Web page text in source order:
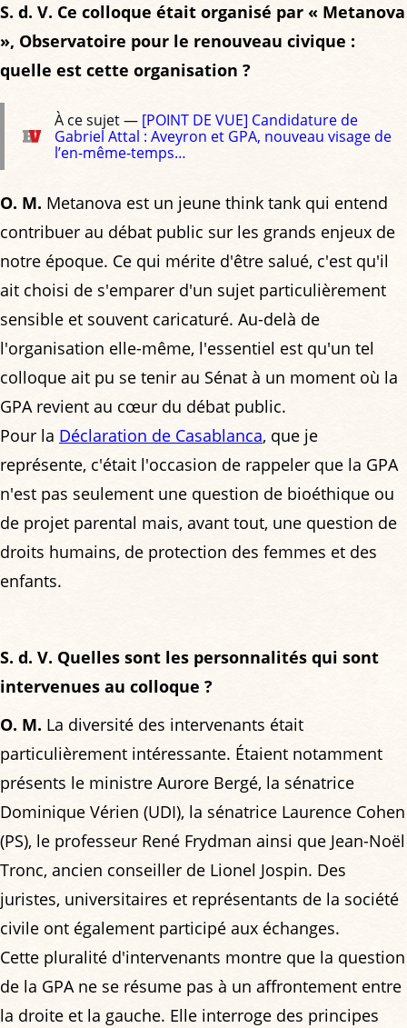
S. d. V. Ce colloque était organisé par « Metanova
», Observatoire pour le renouveau civique :
quelle est cette organisation ?
À ce sujet — [POINT DE VUE] Candidature de
Gabriel Attal : Aveyron et GPA, nouveau visage de
l’en-même-temps…
O. M. Metanova est un jeune think tank qui entend
contribuer au débat public sur les grands enjeux de
notre époque. Ce qui mérite d'être salué, c'est qu'il
ait choisi de s'emparer d'un sujet particulièrement
sensible et souvent caricaturé. Au-delà de
l'organisation elle-même, l'essentiel est qu'un tel
colloque ait pu se tenir au Sénat à un moment où la
GPA revient au cœur du débat public.
Pour la Déclaration de Casablanca, que je
représente, c'était l'occasion de rappeler que la GPA
n'est pas seulement une question de bioéthique ou
de projet parental mais, avant tout, une question de
droits humains, de protection des femmes et des
enfants.
S. d. V. Quelles sont les personnalités qui sont
intervenues au colloque ?
O. M. La diversité des intervenants était
particulièrement intéressante. Étaient notamment
présents le ministre Aurore Bergé, la sénatrice
Dominique Vérien (UDI), la sénatrice Laurence Cohen
(PS), le professeur René Frydman ainsi que Jean-Noël
Tronc, ancien conseiller de Lionel Jospin. Des
juristes, universitaires et représentants de la société
civile ont également participé aux échanges.
Cette pluralité d'intervenants montre que la question
de la GPA ne se résume pas à un affrontement entre
la droite et la gauche. Elle interroge des principes